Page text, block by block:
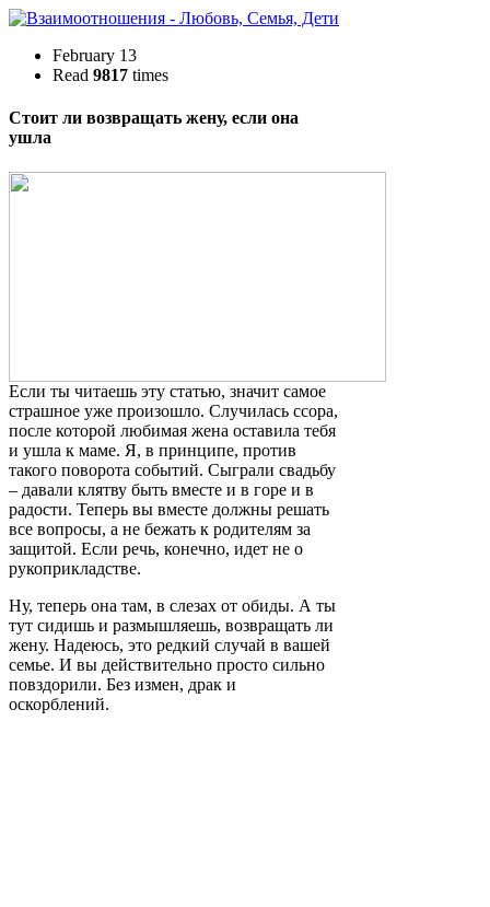
February 13
Read 9817 times
Стоит ли возвращать жену, если она
ушла
Если ты читаешь эту статью, значит самое
страшное уже произошло. Случилась ссора,
после которой любимая жена оставила тебя
и ушла к маме. Я, в принципе, против
такого поворота событий. Сыграли свадьбу
– давали клятву быть вместе и в горе и в
радости. Теперь вы вместе должны решать
все вопросы, а не бежать к родителям за
защитой. Если речь, конечно, идет не о
рукоприкладстве.
Ну, теперь она там, в слезах от обиды. А ты
тут сидишь и размышляешь, возвращать ли
жену. Надеюсь, это редкий случай в вашей
семье. И вы действительно просто сильно
повздорили. Без измен, драк и
оскорблений.